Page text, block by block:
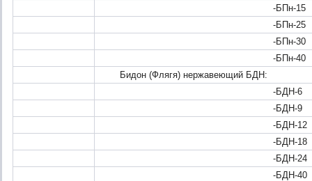
-БПн-15
-БПн-25
-БПн-30
-БПн-40
Бидон (Флягя) нержавеющий БДН:
-БДН-6
-БДН-9
-БДН-12
-БДН-18
-БДН-24
-БДН-40